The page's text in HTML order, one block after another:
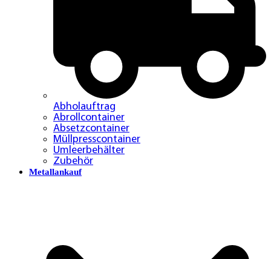
Abholauftrag
Abrollcontainer
Absetzcontainer
Müllpresscontainer
Umleerbehälter
Zubehör
Metallankauf